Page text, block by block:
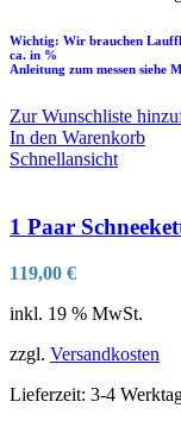
Wichtig: Wir brauchen
ca. in %
Anleitung zum messen siehe
Zur Wunschliste
In den Warenkorb
Schnellansicht
1 Paar
119,00 €
inkl. 19 % MwSt.
zzgl. Versandkosten
Lieferzeit: 3-4